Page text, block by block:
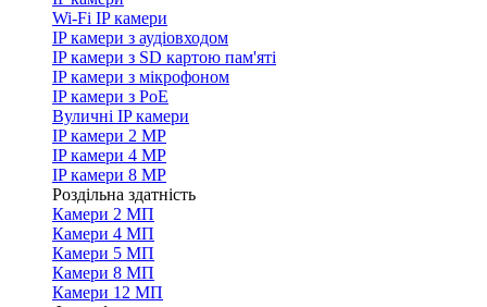
Wi-Fi IP камери
IP камери з аудіовходом
IP камери з SD картою пам'яті
IP камери з мікрофоном
IP камери з PoE
Вуличні IP камери
IP камери 2 MP
IP камери 4 MP
IP камери 8 MP
Роздільна здатність
Камери 2 МП
Камери 4 МП
Камери 5 МП
Камери 8 МП
Камери 12 МП